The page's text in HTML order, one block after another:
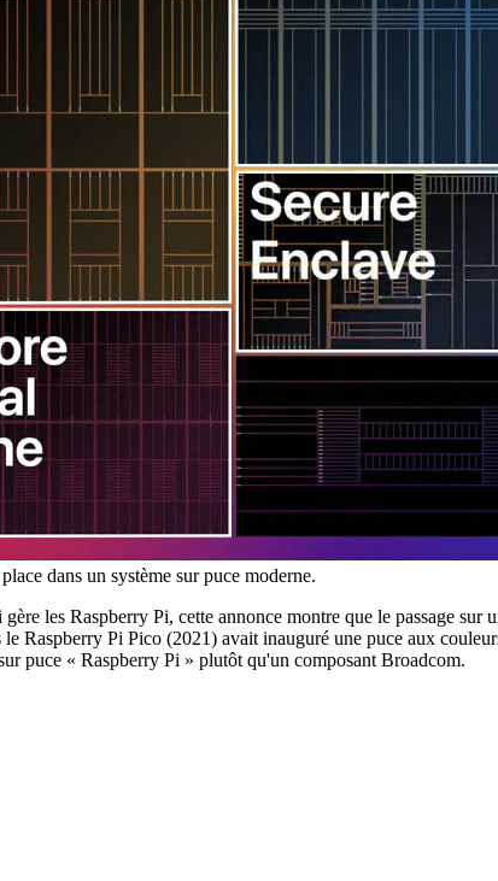
dans un système sur puce moderne.
les Raspberry Pi, cette annonce montre que le passage
le Raspberry Pi Pico (2021) avait inauguré une puce aux
puce « Raspberry Pi » plutôt qu'un composant Broadcom.